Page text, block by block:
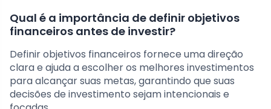
Qual é a importância de definir objetivos
financeiros antes de investir?
Definir objetivos financeiros fornece uma direção
clara e ajuda a escolher os melhores investimentos
para alcançar suas metas, garantindo que suas
decisões de investimento sejam intencionais e